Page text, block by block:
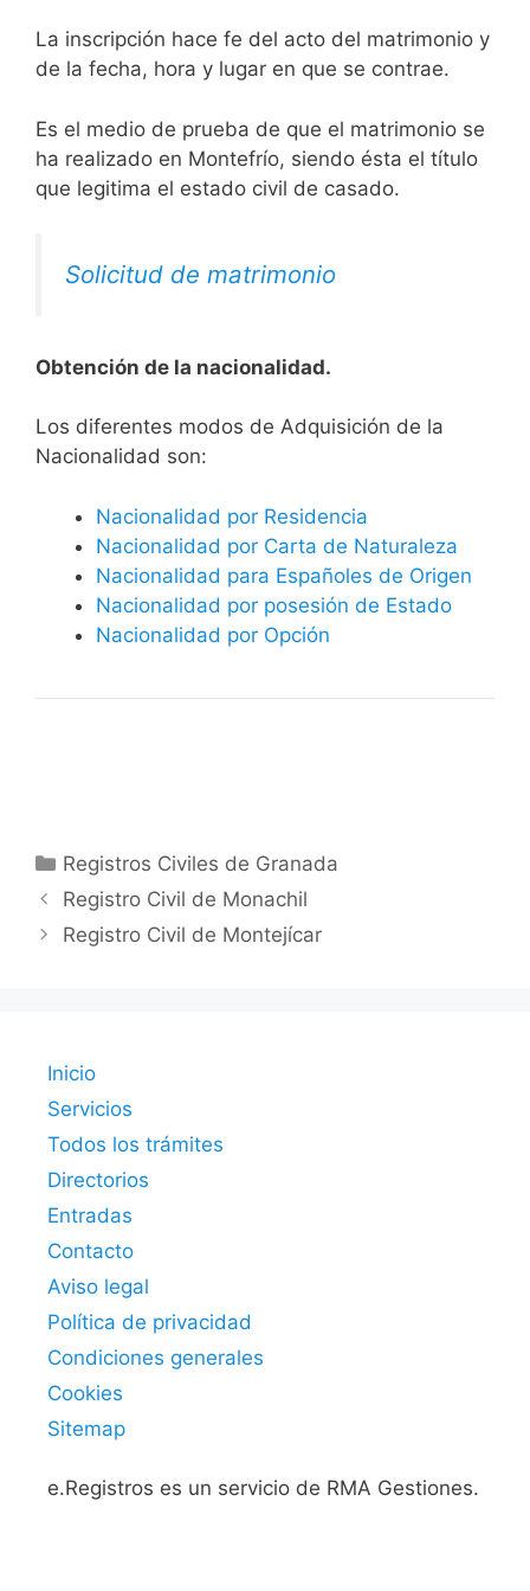
La inscripción hace fe del acto del matrimonio y
de la fecha, hora y lugar en que se contrae.
Es el medio de prueba de que el matrimonio se
ha realizado en Montefrío, siendo ésta el título
que legitima el estado civil de casado.
Solicitud de matrimonio
Obtención de la nacionalidad.
​​​Los diferentes modos de Adquisición de la
Nacionalidad son:
Nacionalidad por Residencia
Nacionalidad por Carta de Naturaleza
Nacionalidad para Españoles de Origen
Nacionalidad por posesión de Estado
Nacionalidad por Opción
Categorías
Registros Civiles de Granada
Registro Civil de Monachil
Registro Civil de Montejícar
Inicio
Servicios
Todos los trámites
Directorios
Entradas
Contacto
Aviso legal
Política de privacidad
Condiciones generales
Cookies
Sitemap
e.Registros es un servicio de RMA Gestiones.